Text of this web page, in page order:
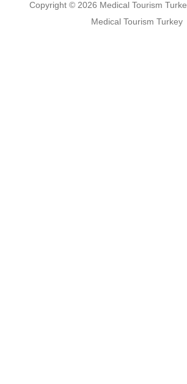
Copyright © 2026 Medical Tourism
Medical Tourism Turkey